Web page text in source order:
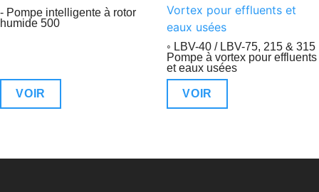
- Pompe intelligente à rotor
humide 500
VOIR
◦ LBV-40 / LBV-75, 215 & 315
Pompe à vortex pour effluents
et eaux usées
VOIR